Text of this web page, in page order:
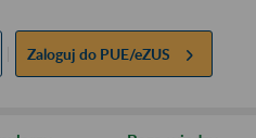
Zaloguj do PUE/eZUS